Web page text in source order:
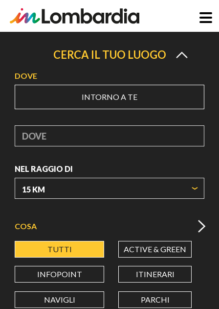
principale
CERCA IL TUO LUOGO
DOVE
INTORNO A TE
DOVE
NEL RAGGIO DI
LATITUDINE
LONGITUDINE
COSA
TUTTI ACTIVE & GREEN
INFOPOINT ITINERARI
NAVIGLI PARCHI